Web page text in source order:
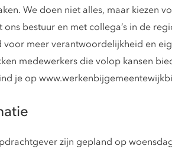
We doen niet alles, maar kiezen
bestuur en met collega’s in de
meer verantwoordelijkheid en
medewerkers die volop kansen
je op
zijn gepland op